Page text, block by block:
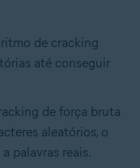
de cracking
até conseguir
de força bruta
aleatórios, o
palavras reais.